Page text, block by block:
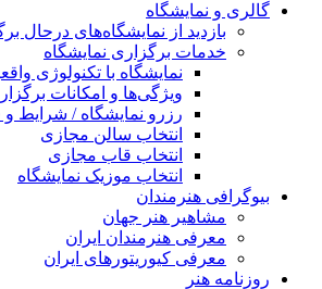
گالری و نمایشگاه
بازدید از نمایشگاه‌های درحال
خدمات برگزاری نمایشگاه
نمایشگاه با تکنولوژی
ویژگی‌ها و امکانات
رزرو نمایشگاه / شرایط و
انتخاب سالن مجازی
انتخاب قاب مجازی
انتخاب موزیک نمایشگاه
بیوگرافی هنرمندان
مشاهیر هنر جهان
معرفی هنرمندان ایران
معرفی کیوریتورهای ایران
روزنامه هنر